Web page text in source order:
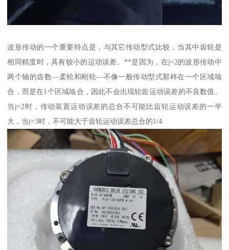
波形传动的一个重要特点是，与其它传动型式比较，当其中齿轮是
相同精度时，具有较小的运动误差。**是因为，在j=2的波形传动中
两个轴的齿数—柔轮和刚轮—不像一般传动型式那样在一个区域啮
合，而是在1个区域啮合，因此不会出现轮齿运动误差的不良数值。
当j=2时，传动装置运动误差的总合不可能比齿轮运动误差的一半
大，当j=3时，不可能大于齿轮运动误差总合的1/4.